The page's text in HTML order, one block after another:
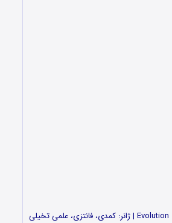
– Evolution | ژانر: کمدی، فانتزی، علمی تخیلی